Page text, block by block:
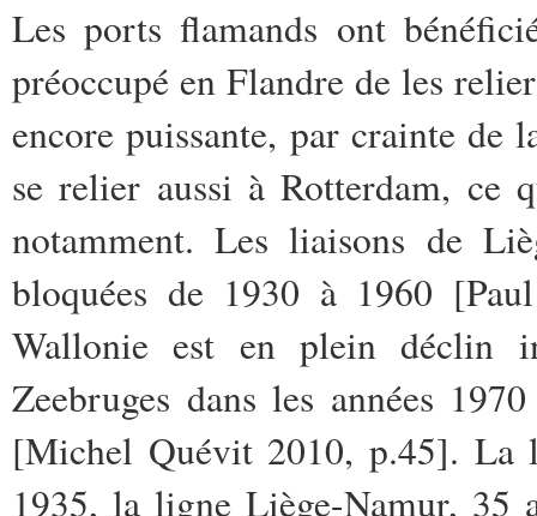
Les ports flamands ont
préoccupé en Flandre de les
encore puissante, par crainte
se relier aussi à Rotterdam,
notamment. Les liaisons de
bloquées de 1930 à 1960
Wallonie est en plein déclin
Zeebruges dans les années
[Michel Quévit 2010, p.45]. La
1935, la ligne Liège-Namur, 35